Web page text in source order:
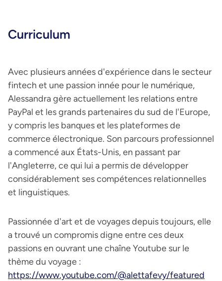
Curriculum
Avec plusieurs années d'expérience dans le secteur
fintech et une passion innée pour le numérique,
Alessandra gère actuellement les relations entre
PayPal et les grands partenaires du sud de l'Europe,
y compris les banques et les plateformes de
commerce électronique. Son parcours professionnel
a commencé aux États-Unis, en passant par
l'Angleterre, ce qui lui a permis de développer
considérablement ses compétences relationnelles
et linguistiques.
Passionnée d'art et de voyages depuis toujours, elle
a trouvé un compromis digne entre ces deux
passions en ouvrant une chaîne Youtube sur le
thème du voyage :
https://www.youtube.com/@alettafevy/featured